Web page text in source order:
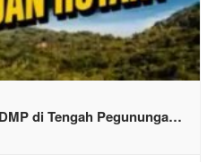
di Tengah Pegununga…